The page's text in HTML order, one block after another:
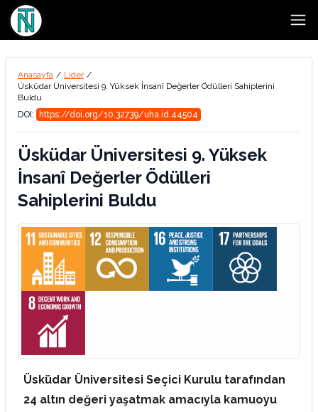
Anasayfa / Lider /
Üsküdar Üniversitesi 9. Yüksek İnsanî Değerler Ödülleri Sahiplerini
Buldu
DOI:
https://doi.org/10.32739/uha.id.44504
Üsküdar Üniversitesi 9. Yüksek
İnsanî Değerler Ödülleri
Sahiplerini Buldu
Üsküdar Üniversitesi Seçici Kurulu tarafından
24 altın değeri yaşatmak amacıyla kamuoyu